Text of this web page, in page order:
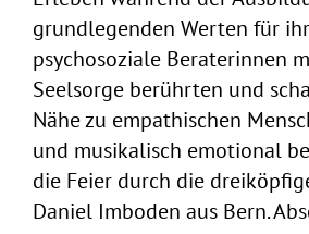
grundlegenden Werten für
psychosoziale Beraterinnen
Seelsorge berührten und
Nähe zu empathischen
und musikalisch emotional
die Feier durch die
Daniel Imboden aus Bern.